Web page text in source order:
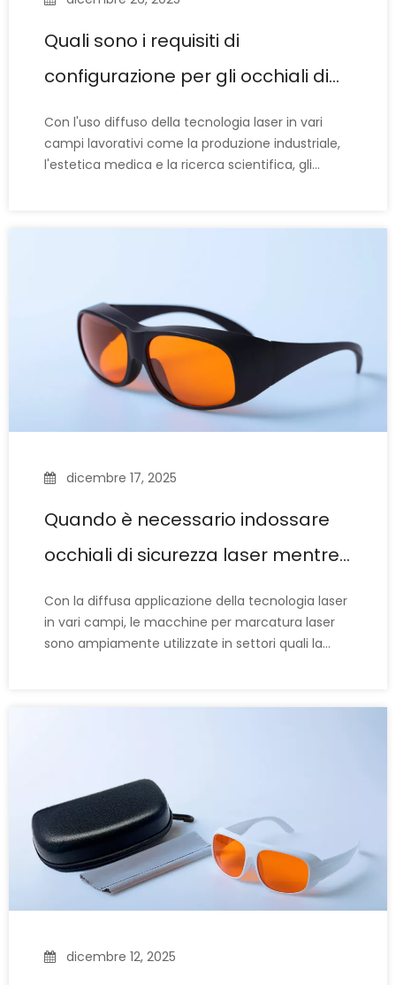
Quali sono i requisiti di
configurazione per gli occhiali di
sicurezza laser?
Con l'uso diffuso della tecnologia laser in vari
campi lavorativi come la produzione industriale,
l'estetica medica e la ricerca scientifica, gli
indispensabili per la protezione degli occhi.
dicembre 17, 2025
Quando è necessario indossare
occhiali di sicurezza laser mentre
si utilizza una macchina per
marcatura laser?
Con la diffusa applicazione della tecnologia laser
in vari campi, le macchine per marcatura laser
sono ampiamente utilizzate in settori quali la
efficienza li rendono ideali per l'incisione,
dicembre 12, 2025